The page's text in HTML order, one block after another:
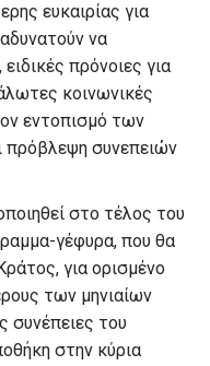
ευκαιρίας για
να
ειδικές πρόνοιες για
κοινωνικές
εντοπισμό των
συνεπειών
στο τέλος του
γέφυρα, που θα
για ορισμένο
των μηνιαίων
συνέπειες του
στην κύρια